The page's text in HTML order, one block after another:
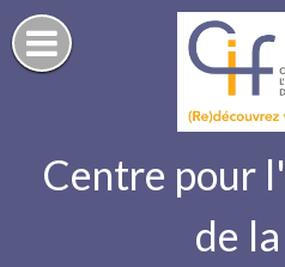
Skip
to
content
Centre pour
de